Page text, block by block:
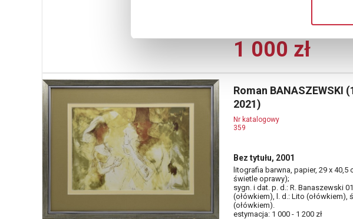
1 000 zł
Roman BANASZEWSKI
2021)
Nr katalogowy
359
Bez tytułu, 2001
litografia barwna, papier, 29 x 40,5
świetle oprawy);
sygn. i dat. p. d.: R. Banaszewski 01
(ołówkiem), l. d.: Lito (ołówkiem),
(ołówkiem).
estymacja: 1 000 - 1 200 zł